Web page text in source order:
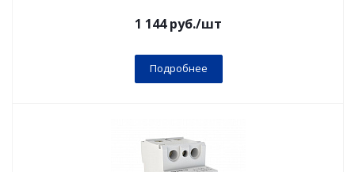
1 144руб./шт
Подробнее